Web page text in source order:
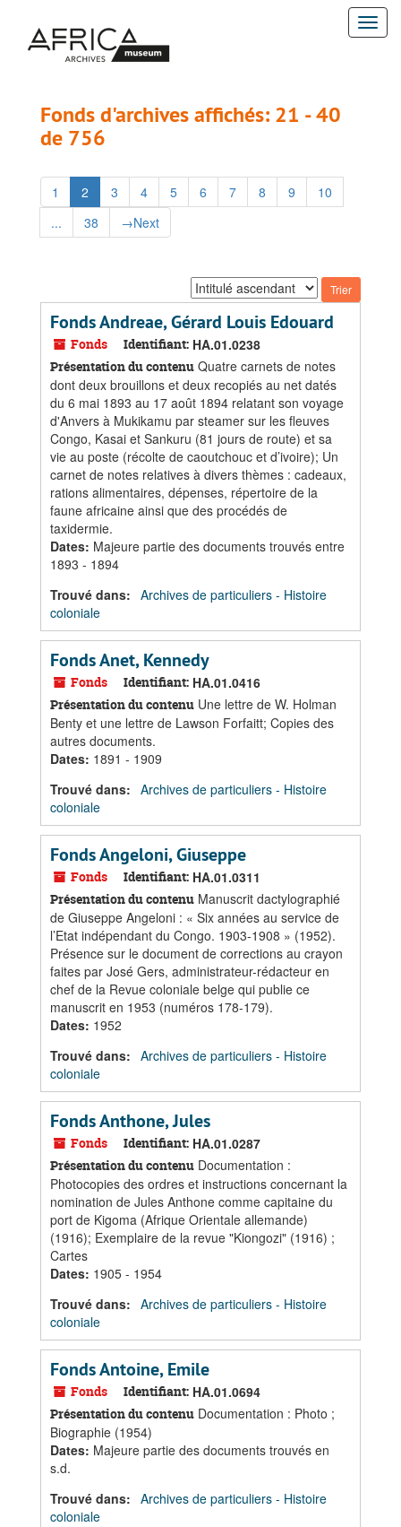
contenu
résultats
Fonds d'archives affichés: 21 - 40
de 756
1 2 3 4 5 6 7 8 9
10
...
38 →Next
Trier
par:
Fonds Andreae, Gérard Louis Edouard
Fonds Identifiant: HA.01.0238
Présentation du contenu Quatre carnets de notes
dont deux brouillons et deux recopiés au net datés
du 6 mai 1893 au 17 août 1894 relatant son voyage
d'Anvers à Mukikamu par steamer sur les fleuves
Congo, Kasai et Sankuru (81 jours de route) et sa
vie au poste (récolte de caoutchouc et d’ivoire); Un
carnet de notes relatives à divers thèmes : cadeaux,
rations alimentaires, dépenses, répertoire de la
faune africaine ainsi que des procédés de
taxidermie.
Dates: Majeure partie des documents trouvés entre
1893 - 1894
Trouvé dans: Archives de particuliers - Histoire
coloniale
Fonds Anet, Kennedy
Fonds Identifiant: HA.01.0416
Présentation du contenu Une lettre de W. Holman
Benty et une lettre de Lawson Forfaitt; Copies des
autres documents.
Dates: 1891 - 1909
Trouvé dans: Archives de particuliers - Histoire
coloniale
Fonds Angeloni, Giuseppe
Fonds Identifiant: HA.01.0311
Présentation du contenu Manuscrit dactylographié
de Giuseppe Angeloni : « Six années au service de
l’Etat indépendant du Congo. 1903-1908 » (1952).
Présence sur le document de corrections au crayon
faites par José Gers, administrateur-rédacteur en
chef de la Revue coloniale belge qui publie ce
manuscrit en 1953 (numéros 178-179).
Dates: 1952
Trouvé dans: Archives de particuliers - Histoire
coloniale
Fonds Anthone, Jules
Fonds Identifiant: HA.01.0287
Présentation du contenu Documentation :
Photocopies des ordres et instructions concernant la
nomination de Jules Anthone comme capitaine du
port de Kigoma (Afrique Orientale allemande)
(1916); Exemplaire de la revue "Kiongozi" (1916) ;
Cartes
Dates: 1905 - 1954
Trouvé dans: Archives de particuliers - Histoire
coloniale
Fonds Antoine, Emile
Fonds Identifiant: HA.01.0694
Présentation du contenu Documentation : Photo ;
Biographie (1954)
Dates: Majeure partie des documents trouvés en
s.d.
Trouvé dans: Archives de particuliers - Histoire
coloniale